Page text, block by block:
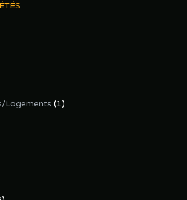
Logements (1)